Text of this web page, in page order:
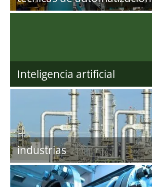
Inteligencia artificial
industrias